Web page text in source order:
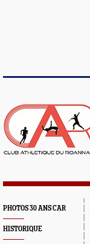
PHOTOS 30 ANS CAR
HISTORIQUE